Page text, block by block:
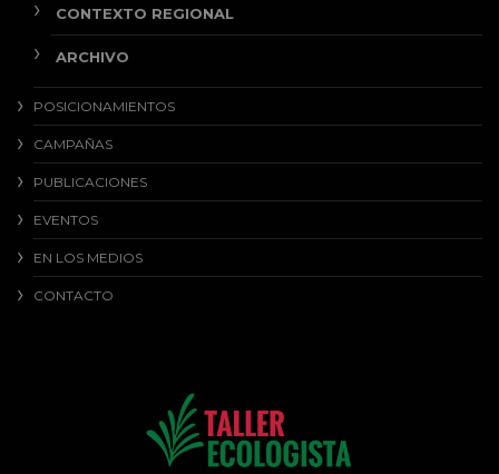
CONTEXTO REGIONAL
ARCHIVO
POSICIONAMIENTOS
CAMPAÑAS
PUBLICACIONES
EVENTOS
EN LOS MEDIOS
CONTACTO